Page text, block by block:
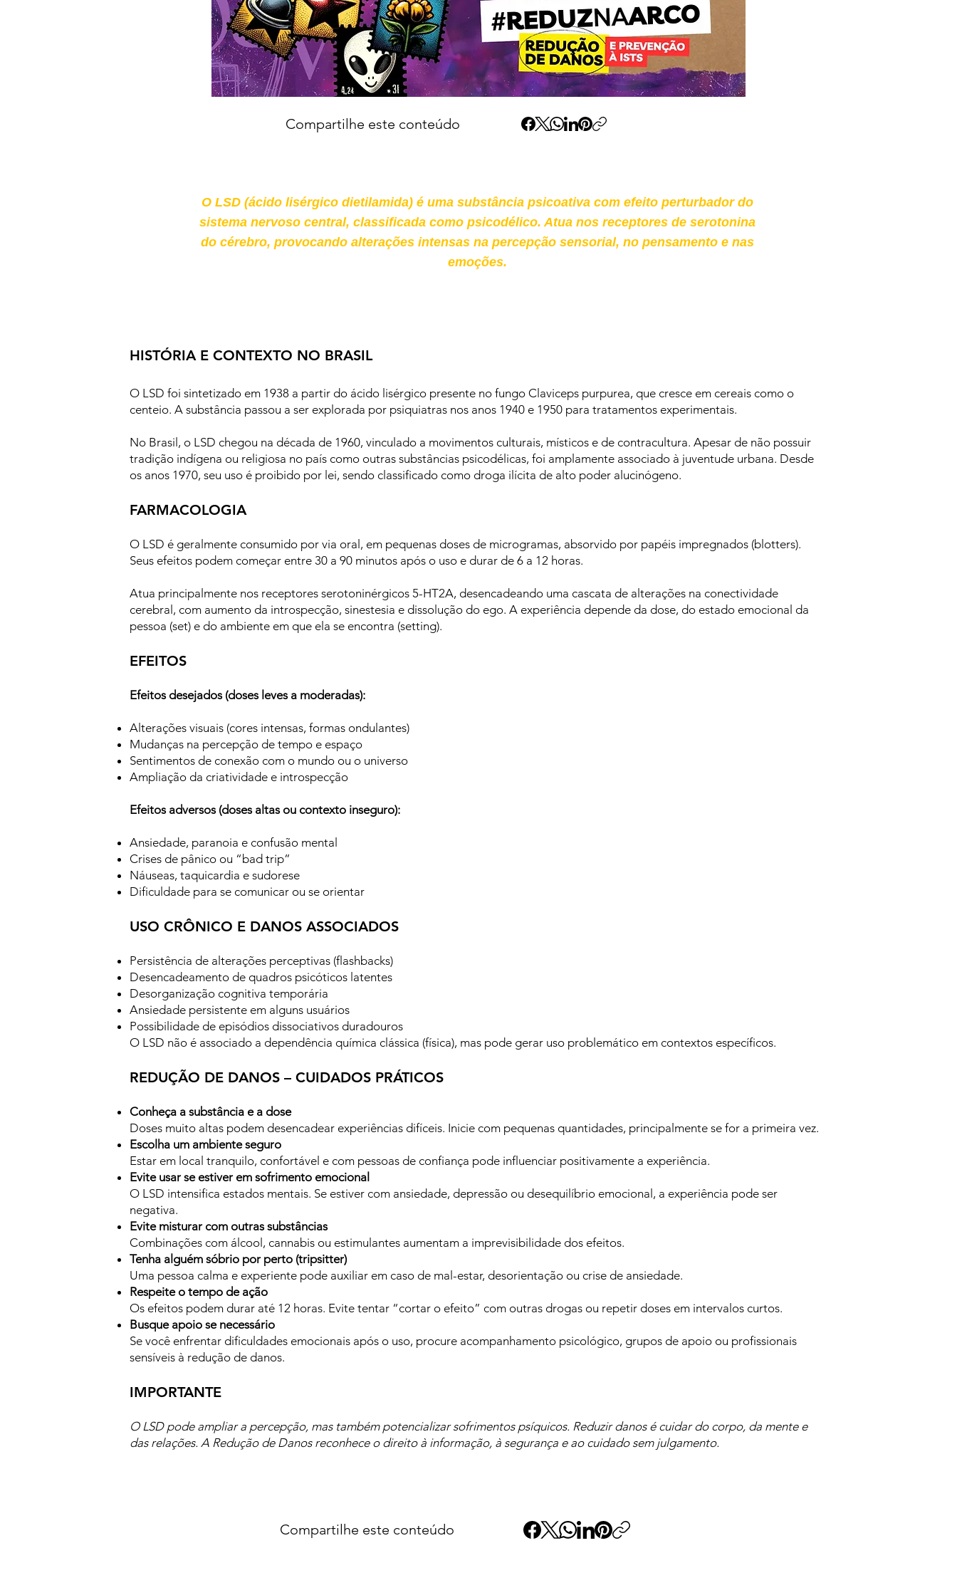
Compartilhe este conteúdo
O LSD (ácido lisérgico dietilamida) é uma substância psicoativa com efeito perturbador do
sistema nervoso central, classificada como psicodélico. Atua nos receptores de serotonina
do cérebro, provocando alterações intensas na percepção sensorial, no pensamento e nas
emoções.
HISTÓRIA E CONTEXTO NO BRASIL
O LSD foi sintetizado em 1938 a partir do ácido lisérgico presente no fungo Claviceps purpurea, que cresce em cereais como o
centeio. A substância passou a ser explorada por psiquiatras nos anos 1940 e 1950 para tratamentos experimentais.
No Brasil, o LSD chegou na década de 1960, vinculado a movimentos culturais, místicos e de contracultura. Apesar de não possuir
tradição indígena ou religiosa no país como outras substâncias psicodélicas, foi amplamente associado à juventude urbana. Desde
os anos 1970, seu uso é proibido por lei, sendo classificado como droga ilícita de alto poder alucinógeno.
FARMACOLOGIA
O LSD é geralmente consumido por via oral, em pequenas doses de microgramas, absorvido por papéis impregnados (blotters).
Seus efeitos podem começar entre 30 a 90 minutos após o uso e durar de 6 a 12 horas.
Atua principalmente nos receptores serotoninérgicos 5-HT2A, desencadeando uma cascata de alterações na conectividade
cerebral, com aumento da introspecção, sinestesia e dissolução do ego. A experiência depende da dose, do estado emocional da
pessoa (set) e do ambiente em que ela se encontra (setting).
EFEITOS
Efeitos desejados (doses leves a moderadas):
Alterações visuais (cores intensas, formas ondulantes)
Mudanças na percepção de tempo e espaço
Sentimentos de conexão com o mundo ou o universo
Ampliação da criatividade e introspecção
Efeitos adversos (doses altas ou contexto inseguro):
Ansiedade, paranoia e confusão mental
Crises de pânico ou “bad trip”
Náuseas, taquicardia e sudorese
Dificuldade para se comunicar ou se orientar
USO CRÔNICO E DANOS ASSOCIADOS
Persistência de alterações perceptivas (flashbacks)
Desencadeamento de quadros psicóticos latentes
Desorganização cognitiva temporária
Ansiedade persistente em alguns usuários
Possibilidade de episódios dissociativos duradouros
O LSD não é associado a dependência química clássica (física), mas pode gerar uso problemático em contextos específicos.
REDUÇÃO DE DANOS – CUIDADOS PRÁTICOS
Conheça a substância e a dose
Doses muito altas podem desencadear experiências difíceis. Inicie com pequenas quantidades, principalmente se for a primeira vez.
Escolha um ambiente seguro
Estar em local tranquilo, confortável e com pessoas de confiança pode influenciar positivamente a experiência.
Evite usar se estiver em sofrimento emocional
O LSD intensifica estados mentais. Se estiver com ansiedade, depressão ou desequilíbrio emocional, a experiência pode ser
negativa.
Evite misturar com outras substâncias
Combinações com álcool, cannabis ou estimulantes aumentam a imprevisibilidade dos efeitos.
Tenha alguém sóbrio por perto (tripsitter)
Uma pessoa calma e experiente pode auxiliar em caso de mal-estar, desorientação ou crise de ansiedade.
Respeite o tempo de ação
Os efeitos podem durar até 12 horas. Evite tentar “cortar o efeito” com outras drogas ou repetir doses em intervalos curtos.
Busque apoio se necessário
Se você enfrentar dificuldades emocionais após o uso, procure acompanhamento psicológico, grupos de apoio ou profissionais
sensíveis à redução de danos.
IMPORTANTE
O LSD pode ampliar a percepção, mas também potencializar sofrimentos psíquicos. Reduzir danos é cuidar do corpo, da mente e
das relações. A Redução de Danos reconhece o direito à informação, à segurança e ao cuidado sem julgamento.
Compartilhe este conteúdo